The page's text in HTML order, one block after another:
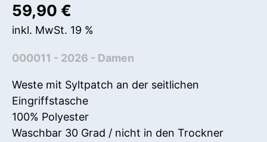
59,90 €
inkl. MwSt. 19 %
000011 - 2026 - Damen
Weste mit Syltpatch an der seitlichen
Eingriffstasche
100% Polyester
Waschbar 30 Grad / nicht in den Trockner